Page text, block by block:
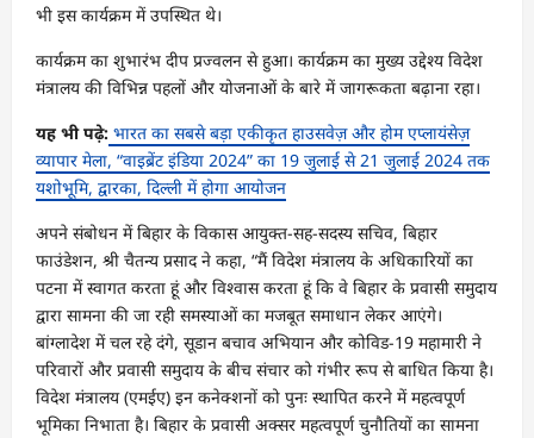
भी इस कार्यक्रम में उपस्थित थे।
कार्यक्रम का शुभारंभ दीप प्रज्वलन से हुआ। कार्यक्रम का मुख्य उद्देश्य विदेश
मंत्रालय की विभिन्न पहलों और योजनाओं के बारे में जागरूकता बढ़ाना रहा।
यह भी पढ़े: भारत का सबसे बड़ा एकीकृत हाउसवेज़ और होम एप्लायंसेज़
व्यापार मेला, “वाइब्रेंट इंडिया 2024” का 19 जुलाई से 21 जुलाई 2024 तक
यशोभूमि, द्वारका, दिल्ली में होगा आयोजन
अपने संबोधन में बिहार के विकास आयुक्त-सह-सदस्य सचिव, बिहार
फाउंडेशन, श्री चैतन्य प्रसाद ने कहा, “मैं विदेश मंत्रालय के अधिकारियों का
पटना में स्वागत करता हूं और विश्वास करता हूं कि वे बिहार के प्रवासी समुदाय
द्वारा सामना की जा रही समस्याओं का मजबूत समाधान लेकर आएंगे।
बांग्लादेश में चल रहे दंगे, सूडान बचाव अभियान और कोविड-19 महामारी ने
परिवारों और प्रवासी समुदाय के बीच संचार को गंभीर रूप से बाधित किया है।
विदेश मंत्रालय (एमईए) इन कनेक्शनों को पुनः स्थापित करने में महत्वपूर्ण
भूमिका निभाता है। बिहार के प्रवासी अक्सर महत्वपूर्ण चुनौतियों का सामना